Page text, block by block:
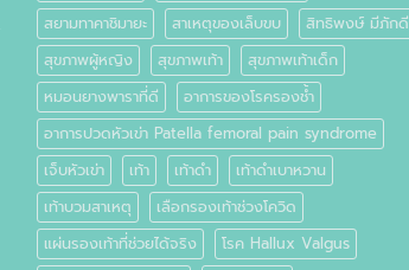
สยามทาคาชิมายะ
สาเหตุของเล็บขบ
สิทธิพงษ์ มีภักดี
สุขภาพผู้หญิง
สุขภาพเท้า
สุขภาพเท้าเด็ก
หมอนยางพาราที่ดี
อาการของโรครองช้ำ
อาการปวดหัวเข่า Patella femoral pain syndrome
เจ็บหัวเข่า
เท้า เท้าดำ
เท้าดำเบาหวาน
เท้าบวมสาเหตุ
เลือกรองเท้าช่วงโควิด
แผ่นรองเท้าที่ช่วยได้จริง
โรค Hallux Valgus